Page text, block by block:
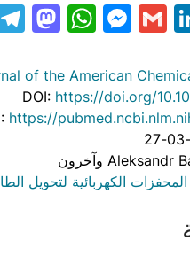
LinkedIn
Gmail
of the American
DOI: https://doi.org/
https://
المحفزات الكهربائية لتحويل